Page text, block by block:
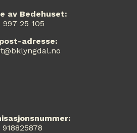
av Bedehuset:
997 25 105
adresse:
918825878